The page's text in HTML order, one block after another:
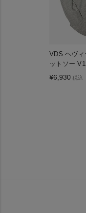
VDS ヘヴィ
ットソー
¥6,930 税込